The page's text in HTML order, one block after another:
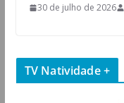
30 de julho de 2026
TV Natividade +